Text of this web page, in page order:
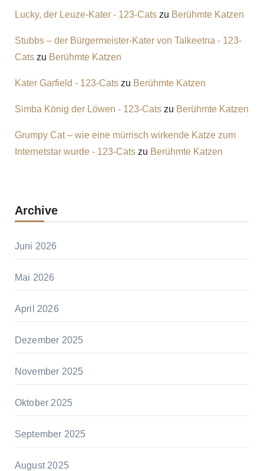
Lucky, der Leuze-Kater - 123-Catszu Berühmte Katzen
Stubbs – der Bürgermeister-Kater von Talkeetna - 123-
Catszu Berühmte Katzen
Kater Garfield - 123-Catszu Berühmte Katzen
Simba König der Löwen - 123-Catszu Berühmte Katzen
Grumpy Cat – wie eine mürrisch wirkende Katze zum
Internetstar wurde - 123-Catszu Berühmte Katzen
Archive
Juni 2026
Mai 2026
April 2026
Dezember 2025
November 2025
Oktober 2025
September 2025
August 2025